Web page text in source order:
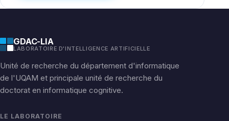
GDAC-LIA
LABORATOIRE D'INTELLIGENCE ARTIFICIELLE
Unité de recherche du département d'informatique
de l'UQAM et principale unité de recherche du
doctorat en informatique cognitive.
LE LABORATOIRE